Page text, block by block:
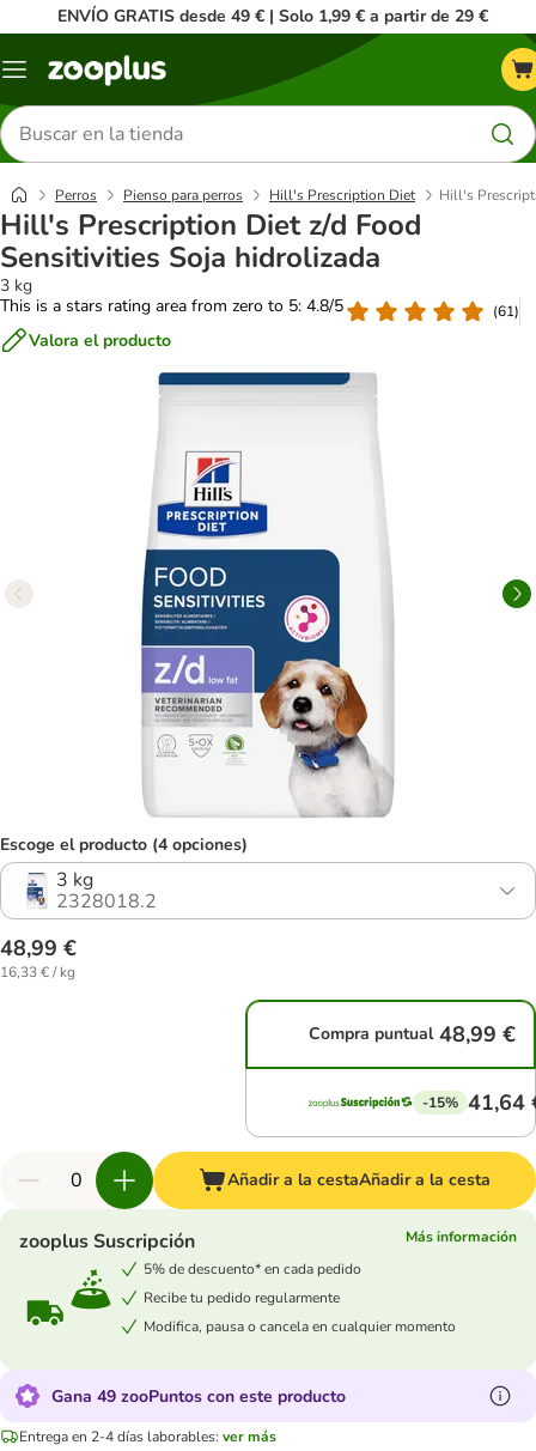
ENVÍO GRATIS desde 49 € | Solo 1,99 € a partir de 29 €
Menú
Buscar
productos
Perros Pienso para perros Hill's Prescription Diet Hill's
Hill's Prescription Diet z/d Food
Sensitivities Soja hidrolizada
3 kg
This is a stars rating area from zero to 5: 4.8/5
(61)
Valora el producto
Escoge el producto (4 opciones)
3 kg
2328018.2
48,99 €
16,33 € / kg
Compra puntual 48,99 €
-15% 41,64
Añadir a la cestaAñadir a la cesta
zooplus Suscripción
Más información
5% de descuento* en cada pedido
Recibe tu pedido regularmente
Modifica, pausa o cancela en cualquier momento
Gana 49 zooPuntos con este producto
Entrega en 2-4 días laborables: ver más